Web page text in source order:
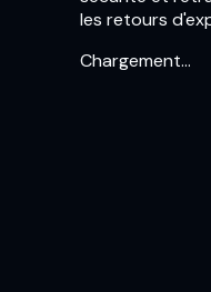
les retours
Chargement…